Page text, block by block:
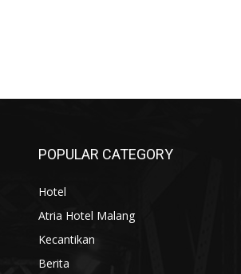
POPULAR CATEGORY
Hotel
Atria Hotel Malang
Kecantikan
Berita